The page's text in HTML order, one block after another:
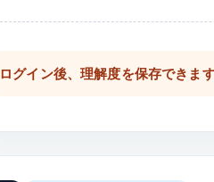
ログイン後、理解度を保存できます